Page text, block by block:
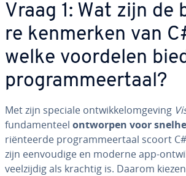
Vraag 1: Wat zijn
re kenmerken van
welke voordelen
pro­gram­meer­taal?
Met zijn speciale ont­wik­kelom­ge­ving
fun­da­men­teel ontworpen voor
ri­ën­teer­de pro­gram­meer­taal scoort
zijn een­vou­di­ge en moderne app-
veel­zij­dig als krachtig is. Daarom